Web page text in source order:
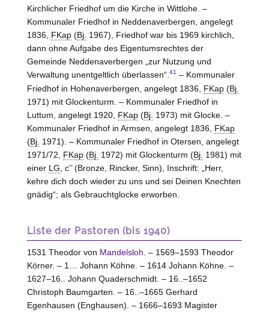
Kirchlicher Friedhof um die Kirche in Wittlohe. –
Kommunaler Friedhof in Neddenaverbergen, angelegt
1836, FKap(Bj. 1967), Friedhof war bis 1969 kirchlich,
dann ohne Aufgabe des Eigentumsrechtes der
Gemeinde Neddenaverbergen „zur Nutzung und
Verwaltung unentgeltlich überlassen“.41 – Kommunaler
Friedhof in Hohenaverbergen, angelegt 1836, FKap(Bj.
1971) mit Glockenturm. – Kommunaler Friedhof in
Luttum, angelegt 1920, FKap(Bj. 1973) mit Glocke. –
Kommunaler Friedhof in Armsen, angelegt 1836, FKap
(Bj. 1971). – Kommunaler Friedhof in Otersen, angelegt
1971/72, FKap(Bj. 1972) mit Glockenturm (Bj. 1981) mit
einer LG, c’’ (Bronze, Rincker, Sinn), Inschrift: „Herr,
kehre dich doch wieder zu uns und sei Deinen Knechten
gnädig“; als Gebrauchtglocke erworben.
Liste der Pastoren (bis 1940)
1531 Theodor von Mandelsloh. – 1569–1593 Theodor
Körner. – 1… Johann Köhne. – 1614 Johann Köhne. –
1627–16.. Johann Quaderschmidt. – 16..–1652
Christoph Baumgarten. – 16..–1665 Gerhard
Egenhausen (Enghausen). – 1666–1693 Magister